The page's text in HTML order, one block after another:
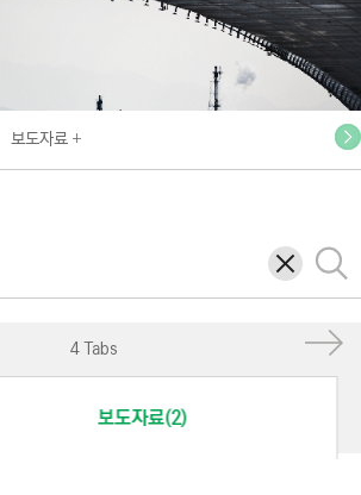
E
N
I
보도자료
삭
제
검
색
4 Tabs
보도자료(2)